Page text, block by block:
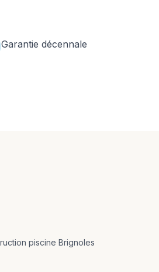
Garantie décennale
piscine Brignoles